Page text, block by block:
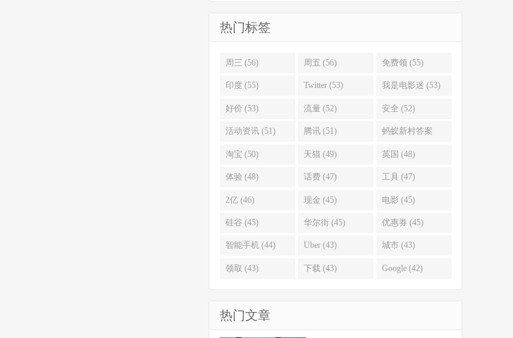
热门标签
周三 (56) 周五 (56) 免费领 (55)
印度 (55) Twitter (53) 我是电影迷 (53)
好价 (53) 流量 (52) 安全 (52)
活动资讯 (51) 腾讯 (51) 蚂蚁新村答案
(51)
淘宝 (50) 天猫 (49) 英国 (48)
体验 (48) 话费 (47) 工具 (47)
2亿 (46) 现金 (45) 电影 (45)
硅谷 (45) 华尔街 (45) 优惠券 (45)
智能手机 (44) Uber (43) 城市 (43)
领取 (43) 下载 (43) Google (42)
热门文章